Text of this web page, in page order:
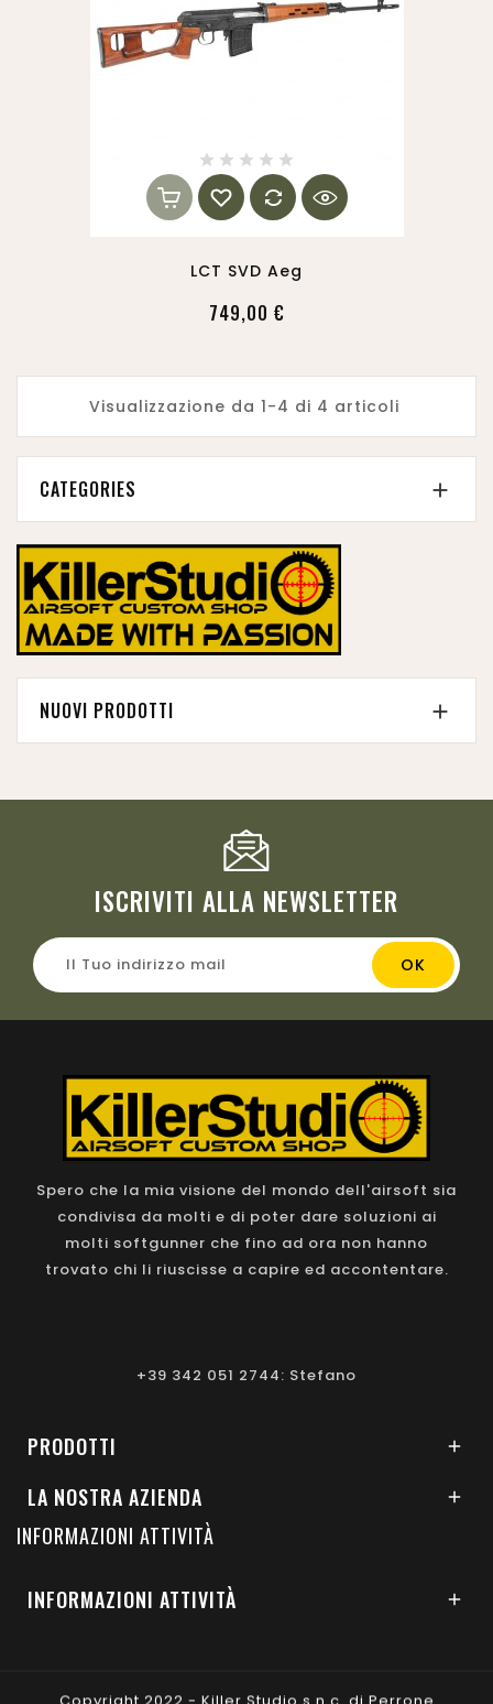
LCT SVD Aeg
749,00 €
Visualizzazione da 1-4 di 4 articoli
CATEGORIES 
NUOVI PRODOTTI 
ISCRIVITI ALLA NEWSLETTER
Spero che la mia visione del mondo dell'airsoft sia
condivisa da molti e di poter dare soluzioni ai
molti softgunner che fino ad ora non hanno
trovato chi li riuscisse a capire ed accontentare.
+39 342 051 2744: Stefano
PRODOTTI 
LA NOSTRA AZIENDA 
INFORMAZIONI ATTIVITÀ
INFORMAZIONI ATTIVITÀ 